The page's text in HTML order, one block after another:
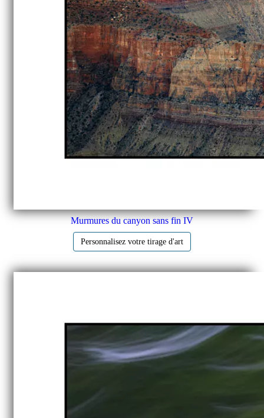
Murmures du canyon sans fin IV
Personnalisez votre tirage d'art